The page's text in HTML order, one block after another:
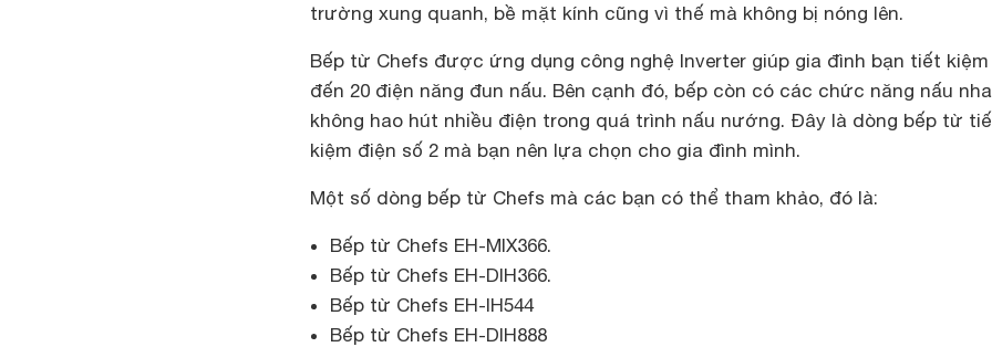
trường xung quanh, bề mặt kính cũng vì thế mà không bị nóng lên.
Bếp từ Chefs được ứng dụng công nghệ Inverter giúp gia đình bạn tiết kiệm
đến 20 điện năng đun nấu. Bên cạnh đó, bếp còn có các chức năng nấu
không hao hút nhiều điện trong quá trình nấu nướng. Đây là dòng bếp từ
kiệm điện số 2 mà bạn nên lựa chọn cho gia đình mình.
Một số dòng bếp từ Chefs mà các bạn có thể tham khảo, đó là:
Bếp từ Chefs EH-MIX366.
Bếp từ Chefs EH-DIH366.
Bếp từ Chefs EH-IH544
Bếp từ Chefs EH-DIH888